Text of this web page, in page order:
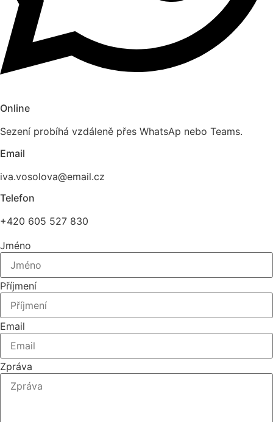
Online
Sezení probíhá vzdáleně přes WhatsAp nebo Teams.
Email
iva.vosolova@email.cz
Telefon
+420 605 527 830
Jméno
Příjmení
Email
Zpráva